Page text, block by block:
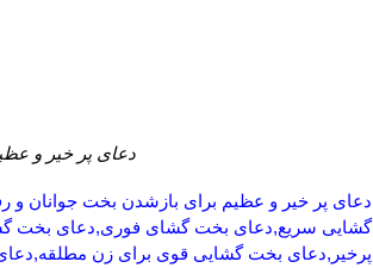
دعای پر خیر و
دعای پر خیر و عظیم برای بازشدن بخت جوانان
گشایی سریع,دعای بخت گشای فوری,دعای بخت
پرخیر,دعای بخت گشایی قوی برای زن